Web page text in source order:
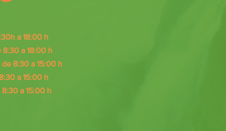
a 18:00 h
8:30 a 18:00 h
de 8:30 a 15:00 h
a 15:00 h
8:30 a 15:00 h